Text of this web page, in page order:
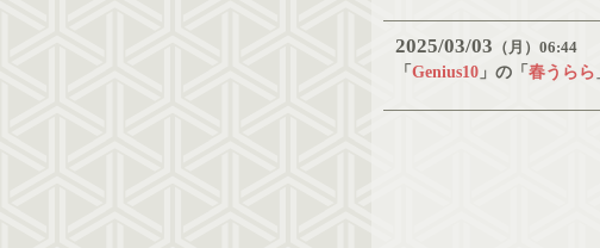
2025 03 03 （月） 06:44
「 Genius10 」の「 春うらら